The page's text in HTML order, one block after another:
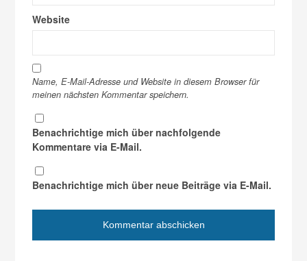
Website
Name, E-Mail-Adresse und Website in diesem Browser für
meinen nächsten Kommentar speichern.
Benachrichtige mich über nachfolgende
Kommentare via E-Mail.
Benachrichtige mich über neue Beiträge via E-Mail.